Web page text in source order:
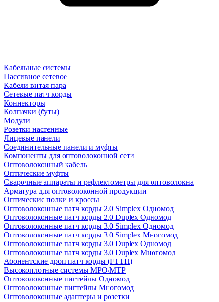
Кабельные системы
Пассивное сетевое
Кабели витая пара
Сетевые патч корды
Коннекторы
Колпачки (буты)
Модули
Розетки настенные
Лицевые панели
Соединительные панели и муфты
Компоненты для оптоволоконной сети
Оптоволоконный кабель
Оптические муфты
Сварочные аппараты и рефлектометры для оптоволокна
Арматура для оптоволоконной продукции
Оптические полки и кроссы
Оптоволоконные патч корды 2.0 Simplex Одномод
Оптоволоконные патч корды 2.0 Duplex Одномод
Оптоволоконные патч корды 3.0 Simplex Одномод
Оптоволоконные патч корды 3.0 Simplex Многомод
Оптоволоконные патч корды 3.0 Duplex Одномод
Оптоволоконные патч корды 3.0 Duplex Многомод
Абонентские дроп патч корды (FTTH)
Высокоплотные системы MPO/MTP
Оптоволоконные пигтейлы Одномод
Оптоволоконные пигтейлы Многомод
Оптоволоконные адаптеры и розетки